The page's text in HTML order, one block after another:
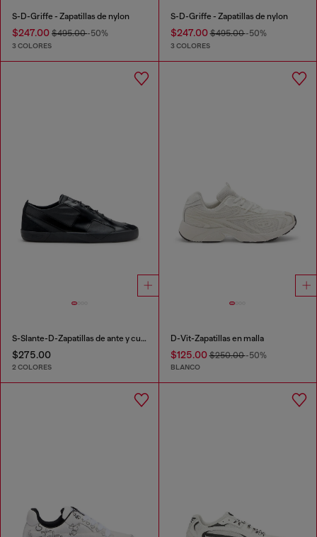
S-D-Griffe - Zapatillas de nylon
$247.00 $495.00-50%
3 COLORES
S-D-Griffe - Zapatillas de nylon
$247.00$495.00-50%
3 COLORES
S-Slante-D-Zapatillas de ante y cuero con logotipo D
$275.00
2 COLORES
D-Vit-Zapatillas en malla
$125.00$250.00-50%
BLANCO